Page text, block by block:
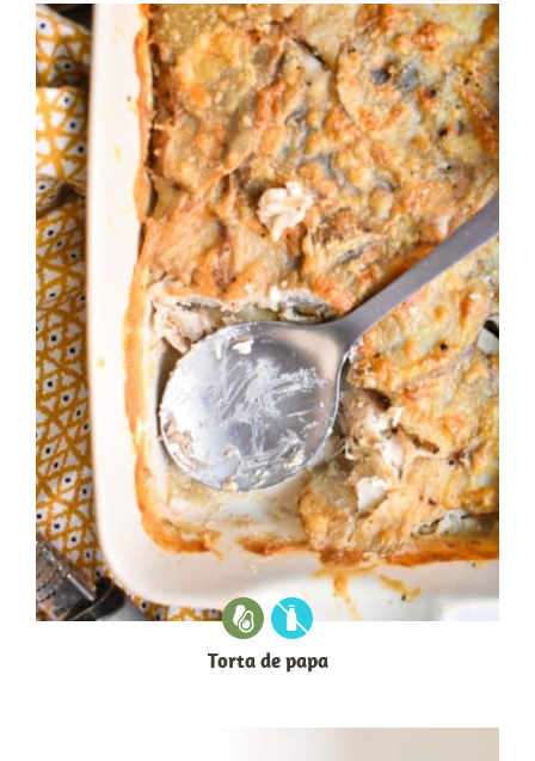
Torta de papa